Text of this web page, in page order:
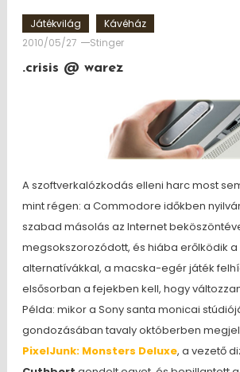
Játékvilág
Kávéház
2010/05/27
Stinger
.crisis @ warez
A szoftverkalózkodás elleni harc most
mint régen: a Commodore időkben
szabad másolás az Internet
megsokszorozódott, és hiába erőlködik
alternatívákkal, a macska-egér játék
elsősorban a fejekben kell, hogy
Példa: mikor a Sony santa monicai
gondozásában tavaly októberben
PixelJunk: Monsters Deluxe, a vezető